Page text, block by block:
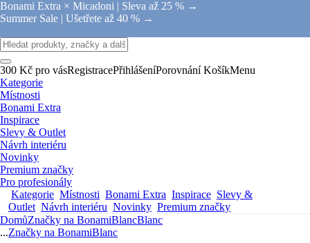
Bonami Extra × Micadoni | Sleva až 25 % →
Summer Sale | Ušetřete až 40 % →
300 Kč pro vásRegistracePřihlášeníPorovnání KošíkMenu
Kategorie
Místnosti
Bonami Extra
Inspirace
Slevy & Outlet
Návrh interiéru
Novinky
Premium značky
Pro profesionály
Kategorie Místnosti Bonami Extra Inspirace Slevy &
Outlet Návrh interiéru Novinky Premium značky
DomůZnačky na BonamiBlancBlanc
...Značky na BonamiBlanc